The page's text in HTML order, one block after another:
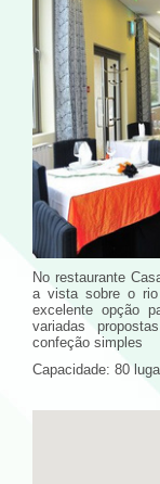
No restaurante
a vista sobre o rio
excelente opção
variadas
confeção simples
Capacidade: 80